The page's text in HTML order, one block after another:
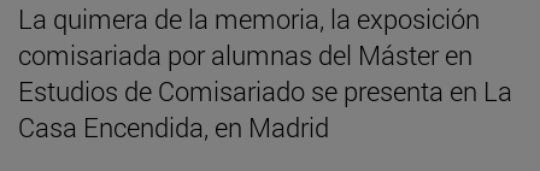
La quimera de la memoria, la exposición
comisariada por alumnas del Máster en
Estudios de Comisariado se presenta en La
Casa Encendida, en Madrid